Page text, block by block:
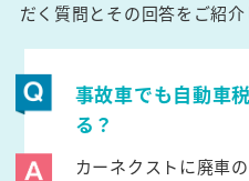
だく質問とその回答をご紹介
事故車でも自動車
る？
カーネクストに廃車